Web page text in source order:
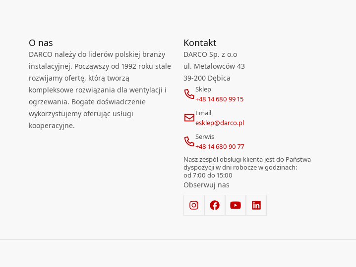
O nas
DARCO należy do liderów polskiej branży
instalacyjnej. Począwszy od 1992 roku stale
rozwijamy ofertę, którą tworzą
kompleksowe rozwiązania dla wentylacji i
ogrzewania. Bogate doświadczenie
wykorzystujemy oferując usługi
kooperacyjne.
Kontakt
DARCO Sp. z o.o
ul. Metalowców 43
39-200 Dębica
Sklep
+48 14 680 99 15
Email
esklep@darco.pl
Serwis
+48 14 680 90 77
Nasz zespół obsługi klienta jest do Państwa
dyspozycji w dni robocze w godzinach:
od 7:00 do 15:00
Obserwuj nas